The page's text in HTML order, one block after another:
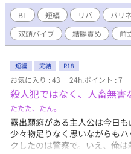
BL 短編 リバ バリ
双頭バイブ
結腸責め 前
短編 完結 R18
お気に入り : 43 24h.ポイント : 7
殺人犯ではなく、人畜無害
たたた、たん。
露出願癖がある主人公は今日
少々物足りなく思いながらも
クしたのは警察で。いえ、俺